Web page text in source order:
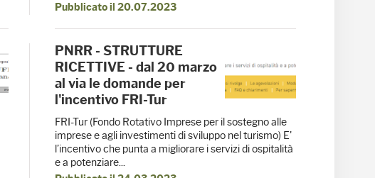
Pubblicato il 20.07.2023
PNRR - STRUTTURE
RICETTIVE - dal 20 marzo
al via le domande per
l'incentivo FRI-Tur
FRI-Tur (Fondo Rotativo Imprese per il sostegno alle
imprese e agli investimenti di sviluppo nel turismo) E'
l’incentivo che punta a migliorare i servizi di ospitalità
e a potenziare...